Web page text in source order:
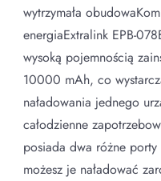
wytrzymała
energiaExtralink EPB-
wysoką pojemnością
10000 mAh, co
naładowania jednego
całodzienne
posiada dwa różne
możesz je naładować